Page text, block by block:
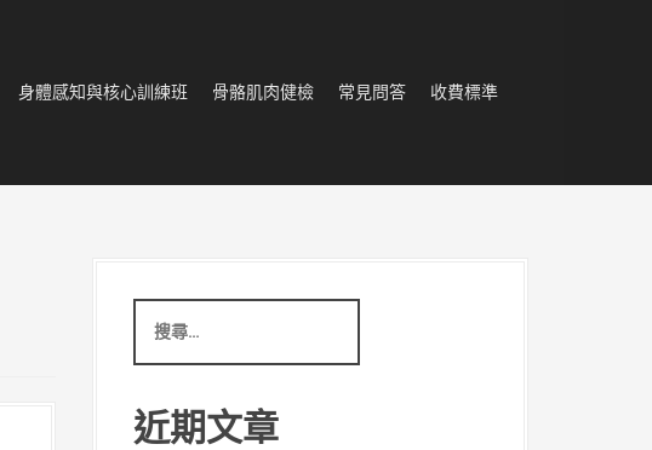
身體感知與核心訓練班 骨骼肌肉健檢 常見問答 收費標準
:
近期文章